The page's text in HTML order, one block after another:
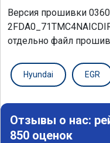
Версия прошивки
отдельно файл
Hyundai EGR
Отзывы о нас:
850 оценок